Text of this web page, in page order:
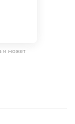
и может